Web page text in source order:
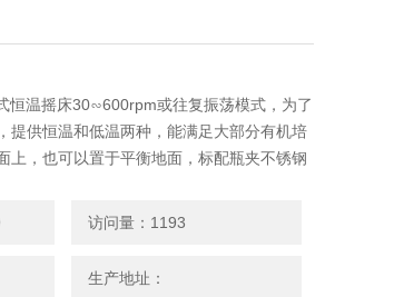
恒温摇床30∽600rpm或往复振荡模式，为了
提供恒温和低温两种，能满足大部分有机培
上，也可以置于平衡地面，标配瓶夹不锈钢
。采用弹性汽缸支撑，以保证箱盖平衡启
访问量：1193
生产地址：